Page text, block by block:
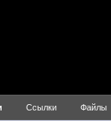
Ссылки Файлы